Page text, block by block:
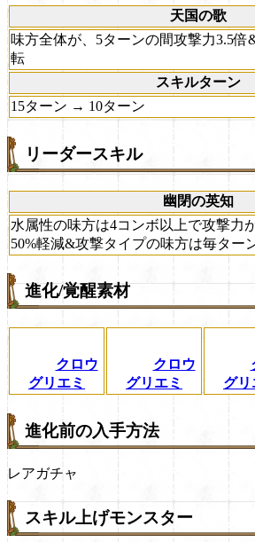
天国の歌
味方全体が、5ターンの間攻撃力3.5倍
転
スキルターン
15ターン → 10ターン
リーダースキル
幽閉の英知
水属性の味方は4コンボ以上で攻撃力
50%軽減&攻撃タイプの味方は毎ター
進化/覚醒素材
クロウ
グリエミ
クロウ
グリエミ
グリ
進化前の入手方法
レアガチャ
スキル上げモンスター